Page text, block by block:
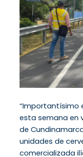
“Importantísimo
esta semana en
de
unidades de
comercializada